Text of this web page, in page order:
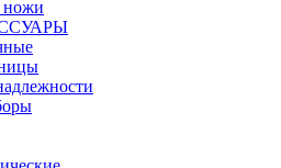
ножи